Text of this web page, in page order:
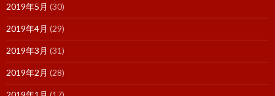
2019年5月 (30)
2019年4月 (29)
2019年3月 (31)
2019年2月 (28)